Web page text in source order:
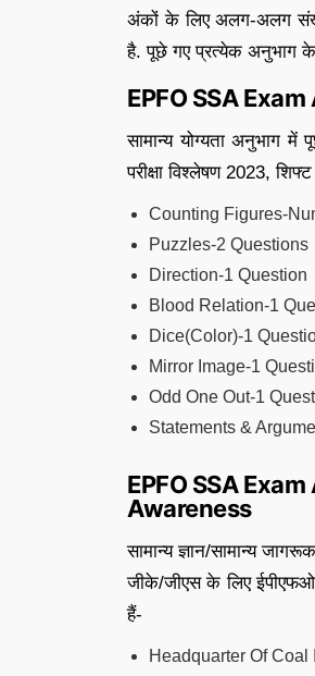
अंकों के लिए अलग-अलग
है. पूछे गए प्रत्येक अनुभाग के
EPFO SSA
सामान्य योग्यता अनुभाग में
परीक्षा विश्लेषण 2023,
Counting Figures-
Puzzles-2 Questions
Direction-1 Question
Blood Relation-1
Dice(Color)-1
Mirror Image-1
Odd One Out-1
Statements &
EPFO SSA
Awareness
सामान्य ज्ञान/सामान्य
जीके/जीएस के लिए ईपीएफओ
हैं-
Headquarter Of Coal